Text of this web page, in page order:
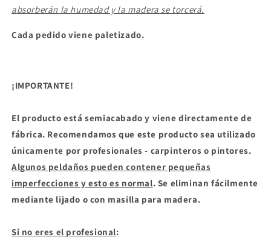
absorberán la humedad y la madera se torcerá.
Cada pedido viene paletizado.
¡IMPORTANTE!
El producto está semiacabado y viene directamente de
fábrica. Recomendamos que este producto sea utilizado
únicamente por profesionales - carpinteros o pintores.
Algunos peldaños pueden contener pequeñas
imperfecciones y esto es normal. Se eliminan fácilmente
mediante lijado o con masilla para madera.
Si no eres el profesional: